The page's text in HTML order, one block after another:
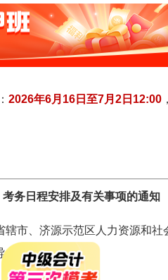
2026年6月16日至7月2日12:00
务日程安排及有关事项的通知
市、济源示范区人力资源和社
小组办公室: